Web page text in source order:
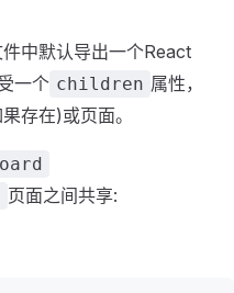
中默认导出一个React
一个 children 属性，
存在)或页面。
页面之间共享: